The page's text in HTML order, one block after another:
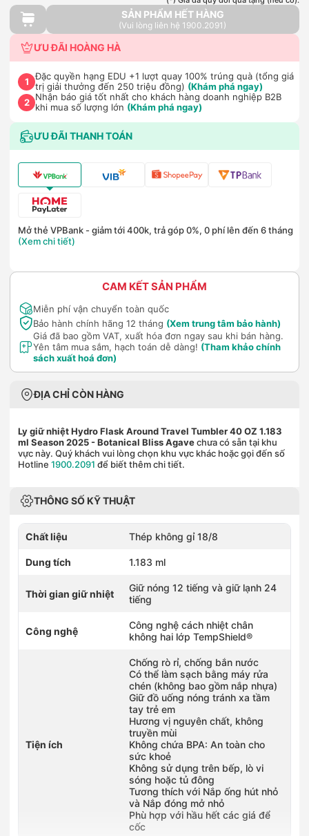
SẢN PHẨM HẾT HÀNG
(Vui lòng liên hệ 1900.2091)
ƯU ĐÃI HOÀNG HÀ
1
Đặc quyền hạng EDU +1 lượt quay 100% trúng quà (tổng giá
trị giải thưởng đến 250 triệu đồng) (Khám phá ngay)
2 Nhận báo giá tốt nhất cho khách hàng doanh nghiệp B2B
khi mua số lượng lớn (Khám phá ngay)
ƯU ĐÃI THANH TOÁN
Mở thẻ VPBank - giảm tới 400k, trả góp 0%, 0 phí lên đến 6 tháng
(Xem chi tiết)
CAM KẾT SẢN PHẨM
Miễn phí vận chuyển toàn quốc
Bảo hành chính hãng 12 tháng (Xem trung tâm bảo hành)
Giá đã bao gồm VAT, xuất hóa đơn ngay sau khi bán hàng.
Yên tâm mua sắm, hạch toán dễ dàng! (Tham khảo chính
sách xuất hoá đơn)
ĐỊA CHỈ CÒN HÀNG
Ly giữ nhiệt Hydro Flask Around Travel Tumbler 40 OZ 1.183
ml Season 2025 - Botanical Bliss Agavechưa có sẵn tại khu
vực này. Quý khách vui lòng chọn khu vực khác hoặc gọi đến số
Hotline 1900.2091 để biết thêm chi tiết.
THÔNG SỐ KỸ THUẬT
Chất liệu Thép không gỉ 18/8
Dung tích 1.183 ml
Thời gian giữ nhiệt
Giữ nóng 12 tiếng và giữ lạnh 24
tiếng
Công nghệ
Công nghệ cách nhiệt chân
không hai lớp TempShield®️
Tiện ích
Chống rò rỉ, chống bắn nước
Có thể làm sạch bằng máy rửa
chén (không bao gồm nắp nhựa)
Giữ đồ uống nóng tránh xa tầm
tay trẻ em
Hương vị nguyên chất, không
truyền mùi
Không chứa BPA: An toàn cho
sức khoẻ
Không sử dụng trên bếp, lò vi
sóng hoặc tủ đông
Tương thích với Nắp ống hút nhỏ
và Nắp đóng mở nhỏ
Phù hợp với hầu hết các giá để
cốc